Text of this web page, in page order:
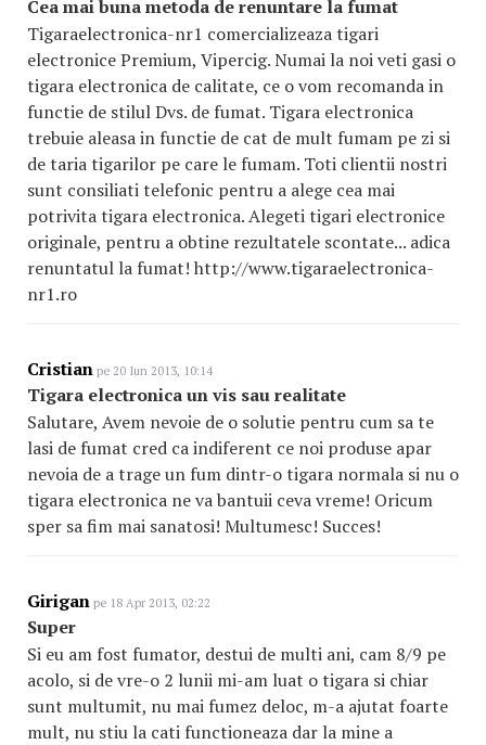
Cea mai buna metoda de renuntare la fumat
Tigaraelectronica-nr1 comercializeaza tigari
electronice Premium, Vipercig. Numai la noi veti gasi o
tigara electronica de calitate, ce o vom recomanda in
functie de stilul Dvs. de fumat. Tigara electronica
trebuie aleasa in functie de cat de mult fumam pe zi si
de taria tigarilor pe care le fumam. Toti clientii nostri
sunt consiliati telefonic pentru a alege cea mai
potrivita tigara electronica. Alegeti tigari electronice
originale, pentru a obtine rezultatele scontate... adica
renuntatul la fumat! http://www.tigaraelectronica-
nr1.ro
Cristian pe 20 Iun 2013, 10:14
Tigara electronica un vis sau realitate
Salutare, Avem nevoie de o solutie pentru cum sa te
lasi de fumat cred ca indiferent ce noi produse apar
nevoia de a trage un fum dintr-o tigara normala si nu o
tigara electronica ne va bantuii ceva vreme! Oricum
sper sa fim mai sanatosi! Multumesc! Succes!
Girigan pe 18 Apr 2013, 02:22
Super
Si eu am fost fumator, destui de multi ani, cam 8/9 pe
acolo, si de vre-o 2 lunii mi-am luat o tigara si chiar
sunt multumit, nu mai fumez deloc, m-a ajutat foarte
mult, nu stiu la cati functioneaza dar la mine a